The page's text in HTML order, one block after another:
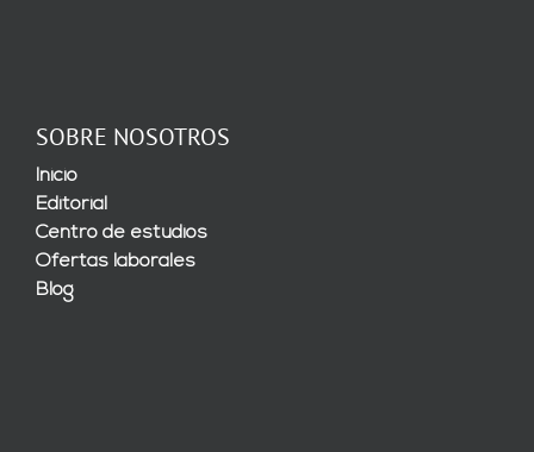
SOBRE NOSOTROS
Inicio
Editorial
Centro de estudios
Ofertas laborales
Blog